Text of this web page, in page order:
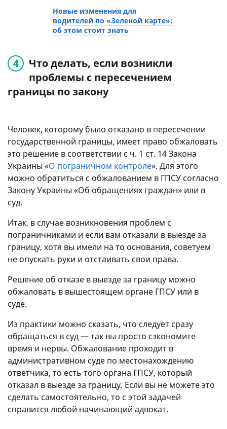
Новые изменения для
водителей по «Зеленой карте»:
об этом стоит знать
Что делать, если возникли
проблемы с пересечением
границы по закону
Человек, которому было отказано в пересечении
государственной границы, имеет право обжаловать
это решение в соответствии с ч. 1 ст. 14 Закона
Украины «О пограничном контроле». Для этого
можно обратиться с обжалованием в ГПСУ согласно
Закону Украины «Об обращениях граждан» или в
суд.
Итак, в случае возникновения проблем с
пограничниками и если вам отказали в выезде за
границу, хотя вы имели на то основания, советуем
не опускать руки и отстаивать свои права.
Решение об отказе в выезде за границу можно
обжаловать в вышестоящем органе ГПСУ или в
суде.
Из практики можно сказать, что следует сразу
обращаться в суд — так вы просто сэкономите
время и нервы. Обжалование проходит в
административном суде по местонахождению
ответчика, то есть того органа ГПСУ, который
отказал в выезде за границу. Если вы не можете это
сделать самостоятельно, то с этой задачей
справится любой начинающий адвокат.